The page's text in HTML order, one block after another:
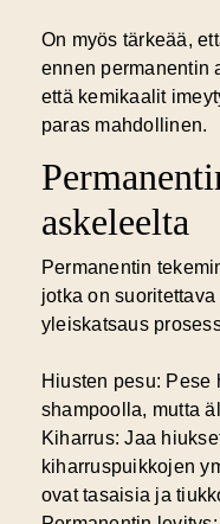
On myös tärkeää,
ennen permanentin
että kemikaalit
paras mahdollinen.
askeleelta
Permanentin
jotka on
yleiskatsaus
Hiusten pesu: Pese
shampoolla, mutta
Kiharrus: Jaa
kiharruspuikkojen
ovat tasaisia ja